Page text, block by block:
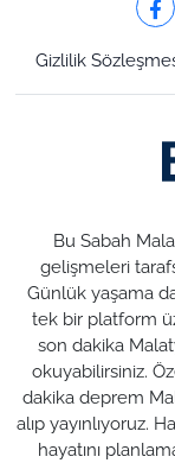
Gizlilik
Bu Sabah
gelişmeleri
Günlük yaşama
tek bir platform
son dakika
okuyabilirsiniz.
dakika deprem
alıp yayınlıyoruz.
hayatını